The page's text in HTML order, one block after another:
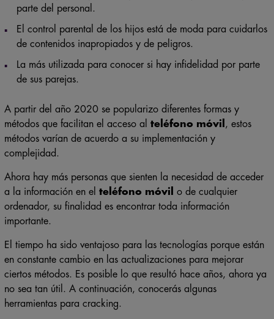
parte del personal.
El control parental de los hijos está de moda para cuidarlos
de contenidos inapropiados y de peligros.
La más utilizada para conocer si hay infidelidad por parte
de sus parejas.
A partir del año 2020 se popularizo diferentes formas y
métodos que facilitan el acceso al teléfono móvil , estos
métodos varían de acuerdo a su implementación y
complejidad.
Ahora hay más personas que sienten la necesidad de acceder
a la información en el teléfono móvil
o de cualquier
ordenador, su finalidad es encontrar toda información
importante.
El tiempo ha sido ventajoso para las tecnologías porque están
en constante cambio en las actualizaciones para mejorar
ciertos métodos. Es posible lo que resultó hace años, ahora ya
no sea tan útil. A continuación, conocerás algunas
herramientas para cracking.